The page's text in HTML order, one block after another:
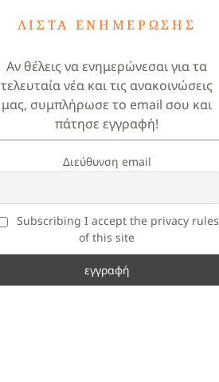
ΛΊΣΤΑ ΕΝΗΜΈΡΩΣΗΣ
Αν θέλεις να ενημερώνεσαι για τα
τελευταία νέα και τις ανακοινώσεις
μας, συμπλήρωσε το email σου και
πάτησε εγγραφή!
Διεύθυνση email
Subscribing I accept the privacy rules
of this site